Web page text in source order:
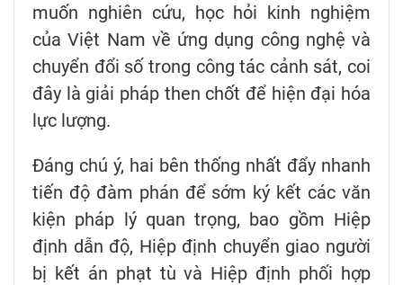
muốn nghiên cứu, học hỏi kinh nghiệm
của Việt Nam về ứng dụng công nghệ và
chuyển đổi số trong công tác cảnh sát, coi
đây là giải pháp then chốt để hiện đại hóa
lực lượng.
Đáng chú ý, hai bên thống nhất đẩy nhanh
tiến độ đàm phán để sớm ký kết các văn
kiện pháp lý quan trọng, bao gồm Hiệp
định dẫn độ, Hiệp định chuyển giao người
bị kết án phạt tù và Hiệp định phối hợp